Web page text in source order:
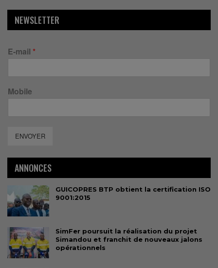
NEWSLETTER
E-mail *
Mobile
ENVOYER
ANNONCES
GUICOPRES BTP obtient la certification ISO
9001:2015
SimFer poursuit la réalisation du projet
Simandou et franchit de nouveaux jalons
opérationnels